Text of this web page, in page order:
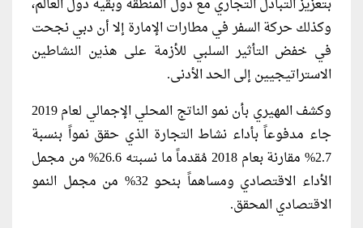
وكذلك حركة السفر في مطارات الإمارة إلا أن دبي نجحت
في خفض التأثير السلبي للأزمة على هذين النشاطين
الاستراتيجيين إلى الحد الأدنى.
وكشف المهيري بأن نمو الناتج المحلي الإجمالي لعام 2019
جاء مدفوعاً بأداء نشاط التجارة الذي حقق نمواً بنسبة
2.7% مقارنة بعام 2018 مُقدماً ما نسبته 26.6% من مجمل
الأداء الاقتصادي ومساهماً بنحو 32% من مجمل النمو
الاقتصادي المحقق.